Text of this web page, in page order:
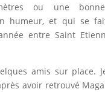
ou une
humeur, et qui se
entre Saint
amis sur place.
avoir retrouvé